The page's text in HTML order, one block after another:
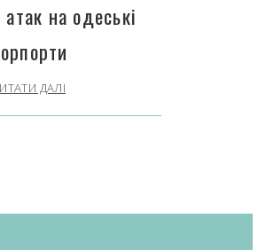
атак на одеські
ДАЛІ